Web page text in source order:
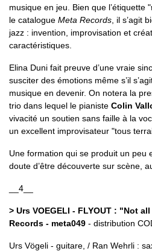
musique en jeu. Bien que l’étiquette "
le catalogue Meta Records , il s’agit
jazz : invention, improvisation et
caractéristiques.
Elina Duni fait preuve d’une vraie
susciter des émotions même s’il
musique en devenir. On notera la
trio dans lequel le pianiste Colin
vivacité un soutien sans faille à la
un excellent improvisateur "tous
Une formation qui se produit un peu
doute d’être découverte sur scène,
__4__
> Urs VOEGELI - FLYOUT : "Not
Records - meta049 - distribution
Urs Vögeli - guitare, / Ran Wehrli :